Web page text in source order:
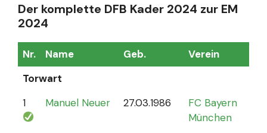
Der komplette DFB Kader 2024 zur EM
2024
Nr. Name Geb. Verein
Torwart
1
Manuel Neuer 27.03.1986
FC Bayern
München